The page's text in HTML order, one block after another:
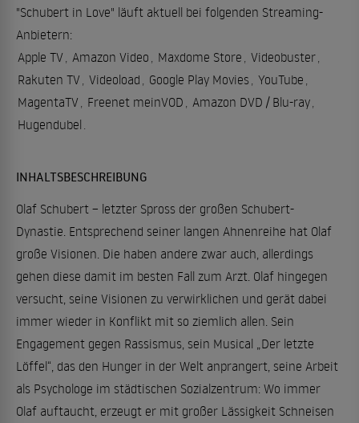
"Schubert in Love" läuft aktuell bei folgenden Streaming-
Anbietern:
Apple TV, Amazon Video , Maxdome Store , Videobuster,
Rakuten TV, Videoload , Google Play Movies, YouTube ,
MagentaTV, Freenet meinVOD , Amazon DVD / Blu-ray,
Hugendubel .
INHALTSBESCHREIBUNG
Olaf Schubert – letzter Spross der großen Schubert-
Dynastie. Entsprechend seiner langen Ahnenreihe hat Olaf
große Visionen. Die haben andere zwar auch, allerdings
gehen diese damit im besten Fall zum Arzt. Olaf hingegen
versucht, seine Visionen zu verwirklichen und gerät dabei
immer wieder in Konflikt mit so ziemlich allen. Sein
Engagement gegen Rassismus, sein Musical „Der letzte
Löffel“, das den Hunger in der Welt anprangert, seine Arbeit
als Psychologe im städtischen Sozialzentrum: Wo immer
Olaf auftaucht, erzeugt er mit großer Lässigkeit Schneisen